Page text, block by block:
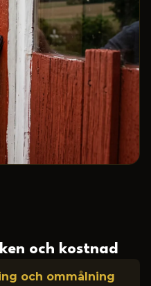
och kostnad
och ommålning